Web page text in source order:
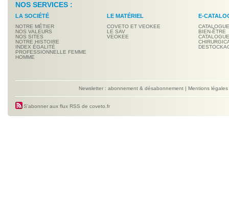
NOS SERVICES :
LA SOCIÉTÉ
NOTRE MÉTIER
NOS VALEURS
NOS SITES
NOTRE HISTOIRE
INDEX ÉGALITÉ
PROFESSIONNELLE FEMME
HOMME
LE MATÉRIEL
COVETO ET VEOKEE
LE SAV
VEOKEE
E-
BIEN-ÊTRE
Newsletter : abonnement & désabonnement | Mentions légales
S'abonner aux flux RSS de coveto.fr